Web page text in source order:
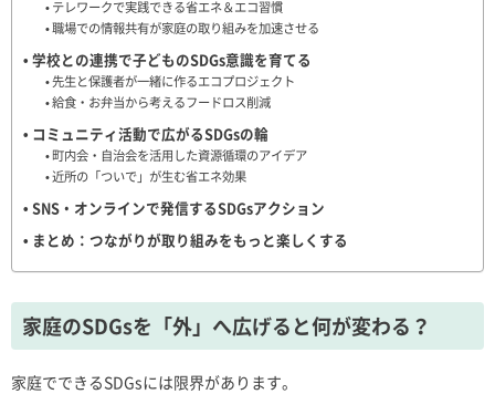
テレワークで実践できる省エネ＆エコ習慣
職場での情報共有が家庭の取り組みを加速させる
学校との連携で子どものSDGs意識を育てる
先生と保護者が一緒に作るエコプロジェクト
給食・お弁当から考えるフードロス削減
コミュニティ活動で広がるSDGsの輪
町内会・自治会を活用した資源循環のアイデア
近所の「ついで」が生む省エネ効果
SNS・オンラインで発信するSDGsアクション
まとめ：つながりが取り組みをもっと楽しくする
家庭のSDGsを「外」へ広げると何が変わる？
家庭でできるSDGsには限界があります。